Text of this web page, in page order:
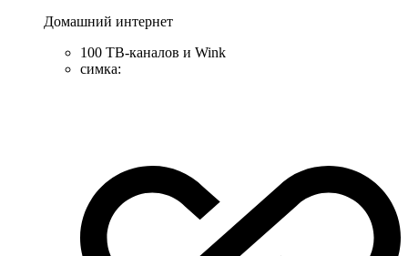
Домашний интернет
100 ТВ-каналов и Wink
симка: